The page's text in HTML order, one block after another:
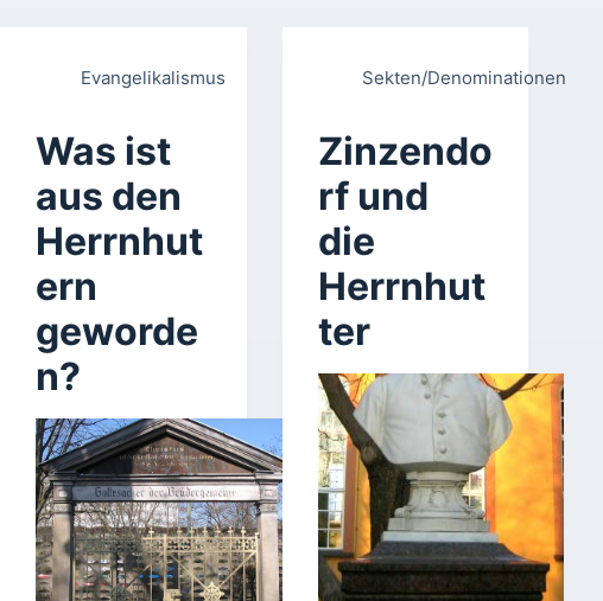
Evangelikalismus
Was ist
aus den
Herrnhut
ern
geworde
n?
Sekten/Denominationen
Zinzendo
rf und
die
Herrnhut
ter